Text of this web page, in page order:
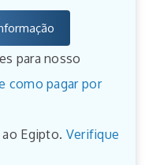
para nosso
como pagar por
Egipto. Verifique